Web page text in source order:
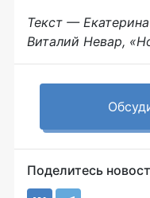
Текст —
Виталий Невар,
Поделитесь